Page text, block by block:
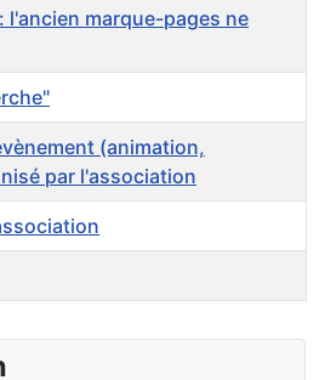
l'ancien marque-pages ne
(animation,
par l'association